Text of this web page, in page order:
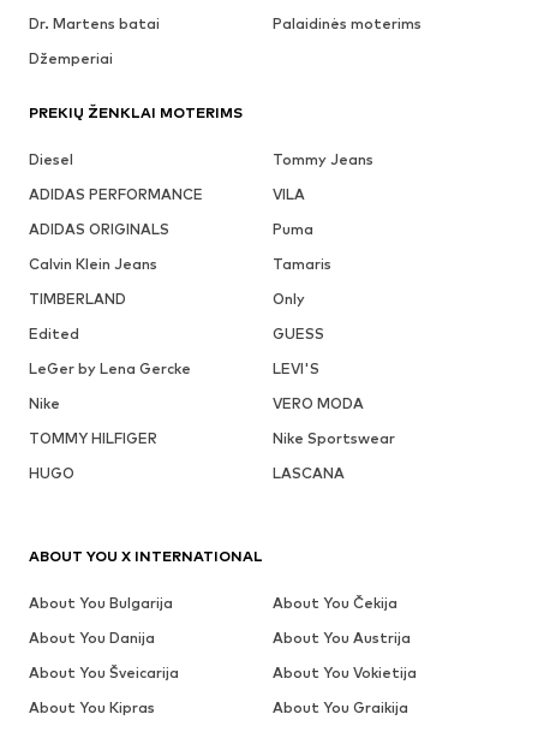
Dr. Martens batai
Palaidinės moterims
Džemperiai
PREKIŲ ŽENKLAI MOTERIMS
Diesel
Tommy Jeans
ADIDAS PERFORMANCE
VILA
ADIDAS ORIGINALS
Puma
Calvin Klein Jeans
Tamaris
TIMBERLAND
Only
Edited
GUESS
LeGer by Lena Gercke
LEVI'S
Nike
VERO MODA
TOMMY HILFIGER
Nike Sportswear
HUGO
LASCANA
ABOUT YOU X INTERNATIONAL
About You Bulgarija
About You Čekija
About You Danija
About You Austrija
About You Šveicarija
About You Vokietija
About You Kipras
About You Graikija